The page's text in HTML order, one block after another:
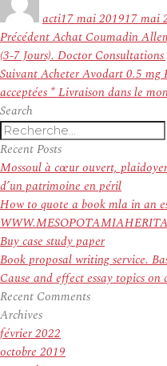
actile
17 mai 201917 mai
Navigation
de
l’article
PrécédentArticle
précédent :
Achat Coumadin
(3-7 Jours). Doctor
SuivantArticle
suivant :
Acheter Avodart 0.5 mg
acceptées * Livraison dans le
Search
Recherche
pour
:
Recent Posts
Mossoul à cœur ouvert,
d’un patrimoine en péril
How to quote a book mla in an
Buy case study paper
Book proposal writing service.
Cause and effect essay topics on
Recent Comments
Archives
février 2022
octobre 2019